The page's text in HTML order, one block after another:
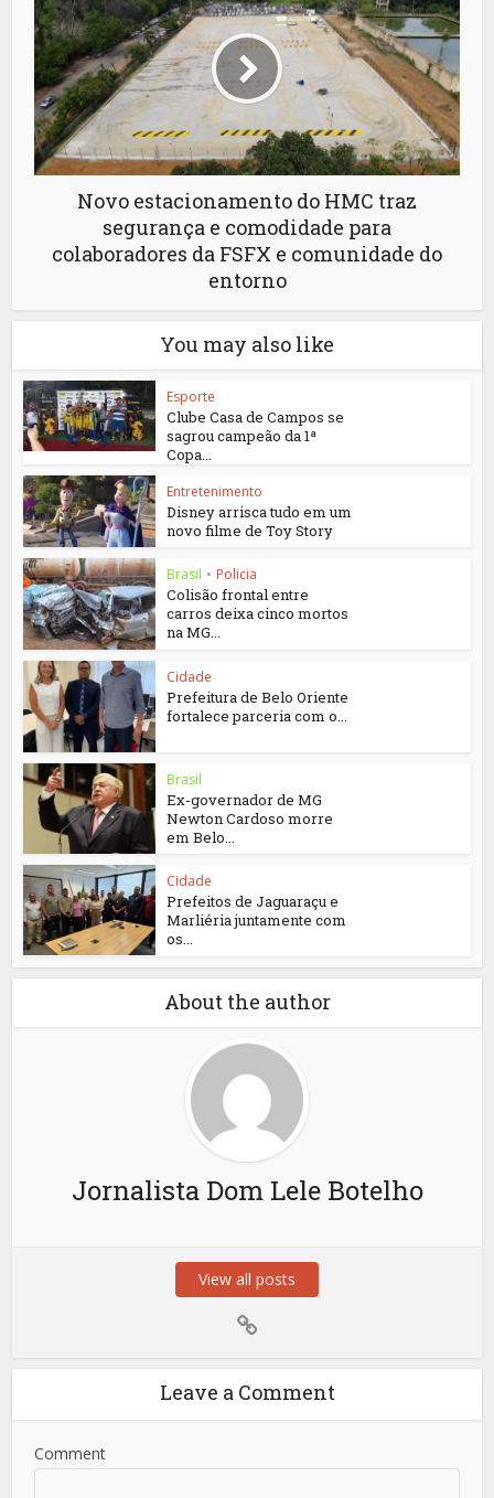
Novo estacionamento do HMC traz
segurança e comodidade para
colaboradores da FSFX e comunidade do
entorno
You may also like
Esporte
Clube Casa de Campos se
sagrou campeão da 1ª
Copa...
Entretenimento
Disney arrisca tudo em um
novo filme de Toy Story
Brasil • Policia
Colisão frontal entre
carros deixa cinco mortos
na MG...
Cidade
Prefeitura de Belo Oriente
fortalece parceria com o...
Brasil
Ex-governador de MG
Newton Cardoso morre
em Belo...
Cidade
Prefeitos de Jaguaraçu e
Marliéria juntamente com
os...
About the author
Jornalista Dom Lele Botelho
View all posts
Leave a Comment
Comment